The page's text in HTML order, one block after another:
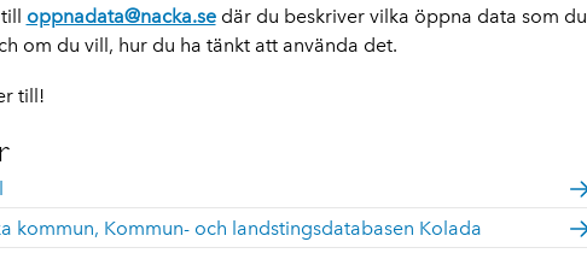
oppnadata@nacka.sedär du beskriver vilka öppna data som du
om du vill, hur du ha tänkt att använda det.
till!
kommun, Kommun- och landstingsdatabasen Kolada